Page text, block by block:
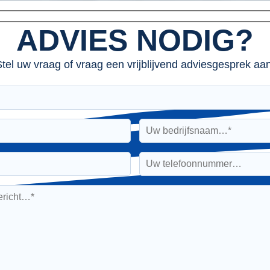
ADVIES NODIG?
uw vraag of vraag een vrijblijvend adviesgesprek